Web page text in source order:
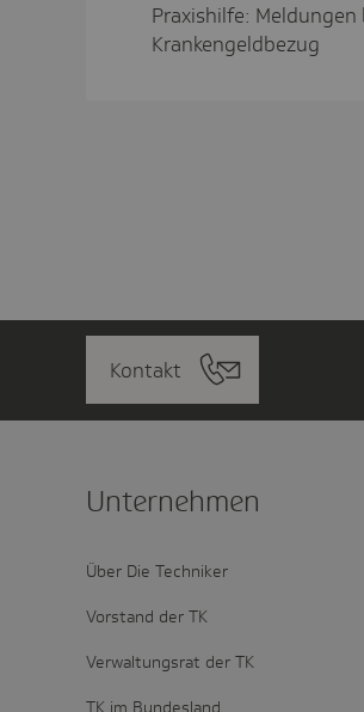
Praxishilfe:
Krankengeldbezug
Kontakt
Unter­nehmen
Über Die Techniker
Vorstand der TK
Verwaltungsrat der TK
TK im Bundesland